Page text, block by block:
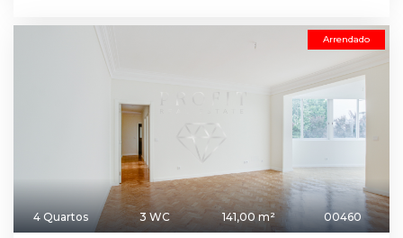
Arrendado
4 Quartos 3 WC 141,00 m² 00460